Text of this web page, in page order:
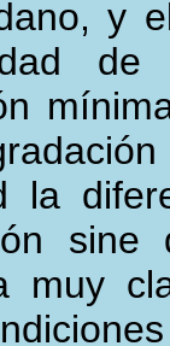
y
la
sine
muy